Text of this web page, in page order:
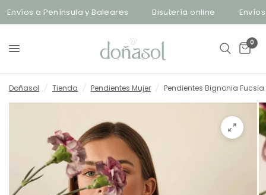
a Península y Baleares Bisutería online Envíos
0
Doñasol / Tienda / Pendientes Mujer / Pendientes Bignonia Fucsia